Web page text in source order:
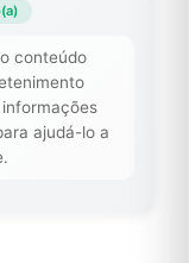
conteúdo
ajudá-lo a